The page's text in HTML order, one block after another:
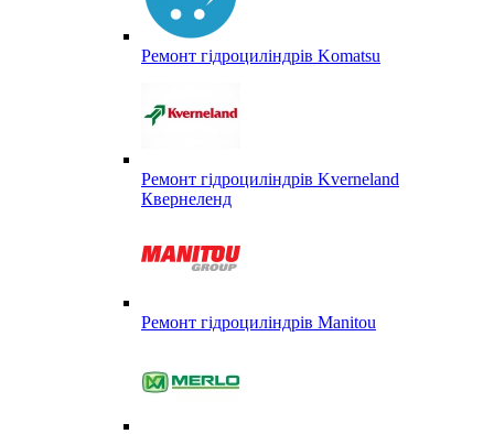
Ремонт гідроциліндрів Komatsu
Ремонт гідроциліндрів Kverneland
Квернеленд
Ремонт гідроциліндрів Manitou